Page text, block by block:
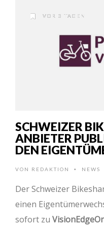
VOR 3 TAGEN
SCHWEIZER
ANBIETER
DEN
VON REDAKTION • NEWS
Der Schweizer
einen
sofort zu